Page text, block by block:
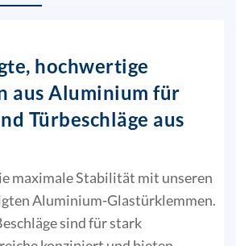
hochwertige
aus Aluminium für
Türbeschläge aus
maximale Stabilität mit unseren
Aluminium-Glastürklemmen.
sind für stark